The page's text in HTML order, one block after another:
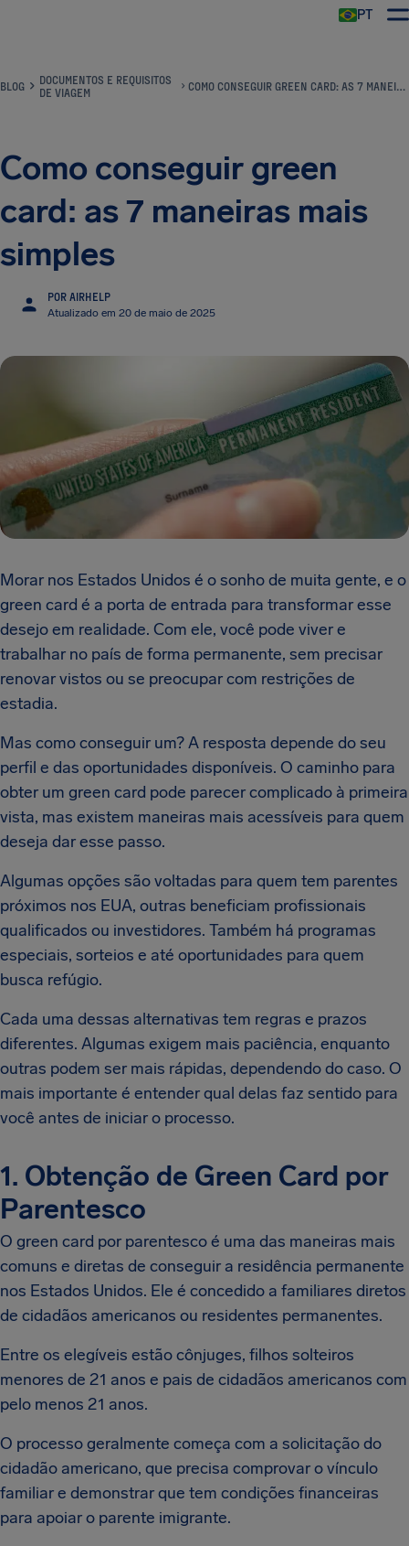
PT
BLOG
DOCUMENTOS E REQUISITOS
DE VIAGEM
COMO CONSEGUIR GREEN CARD: AS 7 MANEIRAS MAIS SIMPLES
Como conseguir green
card: as 7 maneiras mais
simples
POR AIRHELP
Atualizado em 20 de maio de 2025
Morar nos Estados Unidos é o sonho de muita gente, e o
green card é a porta de entrada para transformar esse
desejo em realidade. Com ele, você pode viver e
trabalhar no país de forma permanente, sem precisar
renovar vistos ou se preocupar com restrições de
estadia.
Mas como conseguir um? A resposta depende do seu
perfil e das oportunidades disponíveis. O caminho para
obter um green card pode parecer complicado à primeira
vista, mas existem maneiras mais acessíveis para quem
deseja dar esse passo.
Algumas opções são voltadas para quem tem parentes
próximos nos EUA, outras beneficiam profissionais
qualificados ou investidores. Também há programas
especiais, sorteios e até oportunidades para quem
busca refúgio.
Cada uma dessas alternativas tem regras e prazos
diferentes. Algumas exigem mais paciência, enquanto
outras podem ser mais rápidas, dependendo do caso. O
mais importante é entender qual delas faz sentido para
você antes de iniciar o processo.
1. Obtenção de Green Card por
Parentesco
O green card por parentesco é uma das maneiras mais
comuns e diretas de conseguir a residência permanente
nos Estados Unidos. Ele é concedido a familiares diretos
de cidadãos americanos ou residentes permanentes.
Entre os elegíveis estão cônjuges, filhos solteiros
menores de 21 anos e pais de cidadãos americanos com
pelo menos 21 anos.
O processo geralmente começa com a solicitação do
cidadão americano, que precisa comprovar o vínculo
familiar e demonstrar que tem condições financeiras
para apoiar o parente imigrante.